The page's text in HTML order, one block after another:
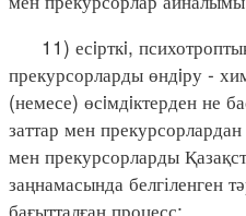
11) есiрткi,
прекурсорларды өндiру -
(немесе) өсiмдiктерден не
заттар мен
мен прекурсорларды
заңнамасында белгіленген
бағытталған процесс;